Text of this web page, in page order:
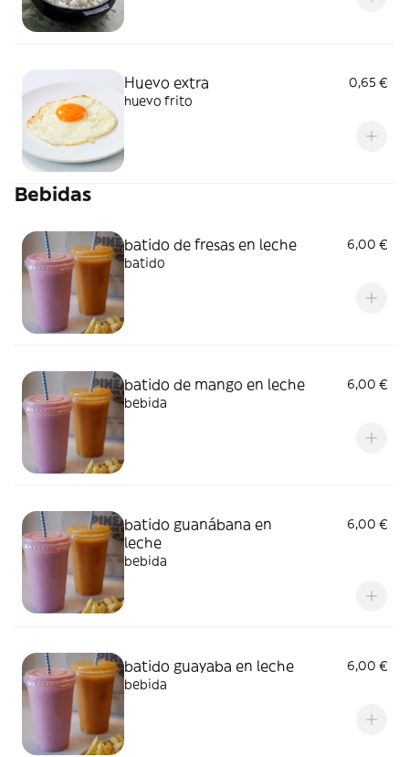
Huevo extra
0,65 €
huevo frito
Bebidas
batido de fresas en leche
6,00 €
batido
batido de mango en leche
6,00 €
bebida
batido guanábana en
leche
6,00 €
bebida
batido guayaba en leche
6,00 €
bebida